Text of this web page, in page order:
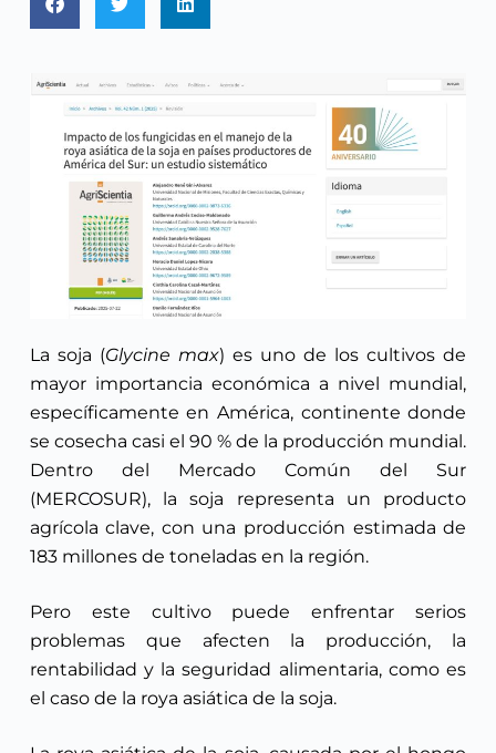
La soja (Glycine max) es uno de los cultivos de
mayor importancia económica a nivel mundial,
específicamente en América, continente donde
se cosecha casi el 90 % de la producción mundial.
Dentro del Mercado Común del Sur
(MERCOSUR), la soja representa un producto
agrícola clave, con una producción estimada de
183 millones de toneladas en la región.
Pero este cultivo puede enfrentar serios
problemas que afecten la producción, la
rentabilidad y la seguridad alimentaria, como es
el caso de la roya asiática de la soja.